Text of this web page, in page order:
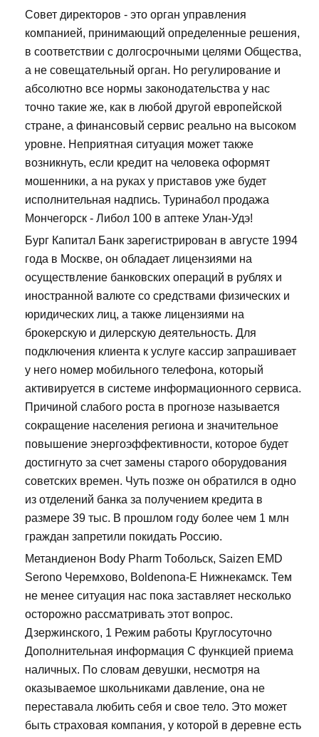
Совет директоров - это орган управления
компанией, принимающий определенные решения,
в соответствии с долгосрочными целями Общества,
а не совещательный орган. Но регулирование и
абсолютно все нормы законодательства у нас
точно такие же, как в любой другой европейской
стране, а финансовый сервис реально на высоком
уровне. Неприятная ситуация может также
возникнуть, если кредит на человека оформят
мошенники, а на руках у приставов уже будет
исполнительная надпись. Туринабол продажа
Мончегорск - Либол 100 в аптеке Улан-Удэ!
Бург Капитал Банк зарегистрирован в августе 1994
года в Москве, он обладает лицензиями на
осуществление банковских операций в рублях и
иностранной валюте со средствами физических и
юридических лиц, а также лицензиями на
брокерскую и дилерскую деятельность. Для
подключения клиента к услуге кассир запрашивает
у него номер мобильного телефона, который
активируется в системе информационного сервиса.
Причиной слабого роста в прогнозе называется
сокращение населения региона и значительное
повышение энергоэффективности, которое будет
достигнуто за счет замены старого оборудования
советских времен. Чуть позже он обратился в одно
из отделений банка за получением кредита в
размере 39 тыс. В прошлом году более чем 1 млн
граждан запретили покидать Россию.
Метандиенон Body Pharm Тобольск, Saizen EMD
Serono Черемхово, Boldenona-E Нижнекамск. Тем
не менее ситуация нас пока заставляет несколько
осторожно рассматривать этот вопрос.
Дзержинского, 1 Режим работы Круглосуточно
Дополнительная информация С функцией приема
наличных. По словам девушки, несмотря на
оказываемое школьниками давление, она не
переставала любить себя и свое тело. Это может
быть страховая компания, у которой в деревне есть